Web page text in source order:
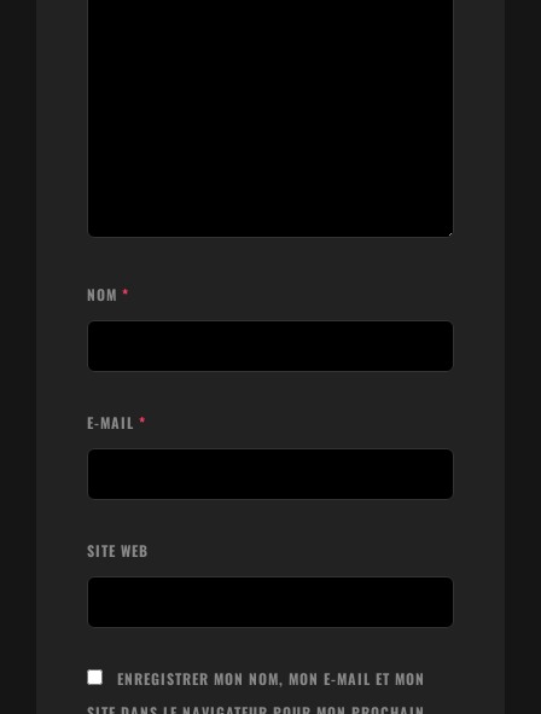
NOM *
E-MAIL *
SITE WEB
ENREGISTRER MON NOM, MON E-MAIL ET MON